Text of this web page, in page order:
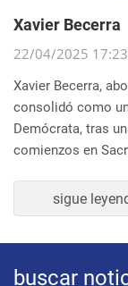
sigue
buscar
Pesquisar